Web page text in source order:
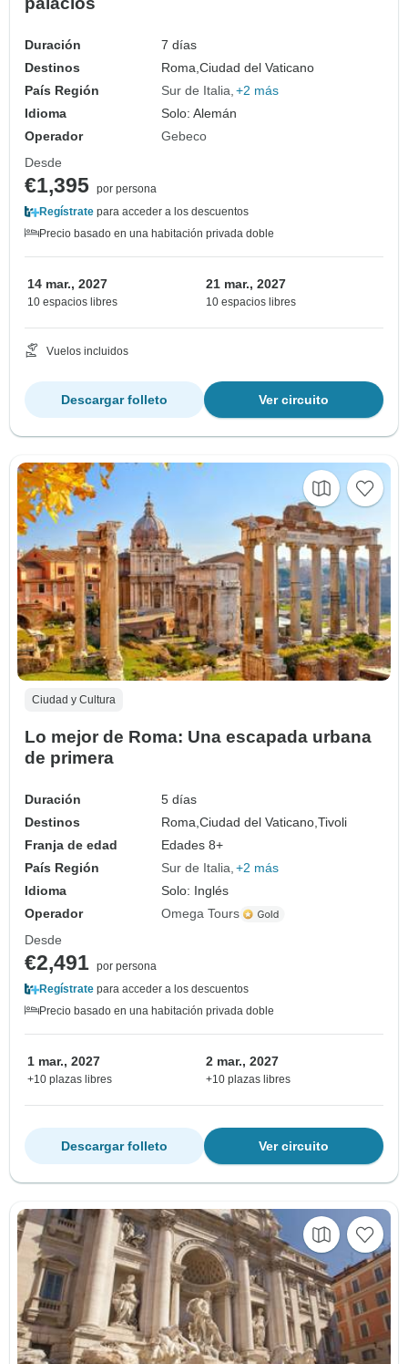
Duración
7 días
Destinos
Roma,Ciudad del Vaticano
País Región
Sur de Italia +2 más
Idioma
Solo: Alemán
Operador
Gebeco
Desde
€1,395 por persona
Regístrate para acceder a los descuentos
Precio basado en una habitación privada doble
14 mar., 2027
10 espacios libres
21 mar., 2027
10 espacios libres
Vuelos incluidos
Ver circuito
Descargar folleto
Ciudad y Cultura
Lo mejor de Roma: Una escapada urbana
de primera
Duración
5 días
Destinos
Roma,Ciudad del Vaticano,Tivoli
Franja de edad
Edades 8+
País Región
Sur de Italia +2 más
Idioma
Solo: Inglés
Operador
Omega Tours
Desde
€2,491 por persona
Regístrate para acceder a los descuentos
Precio basado en una habitación privada doble
1 mar., 2027
+10 plazas libres
2 mar., 2027
+10 plazas libres
Ver circuito
Descargar folleto